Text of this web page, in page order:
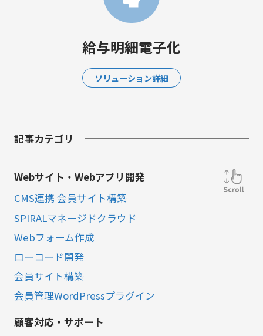
給与明細電子化
ソリューション詳細
記事カテゴリ
Webサイト・Webアプリ開発
CMS連携 会員サイト構築
SPIRALマネージドクラウド
Webフォーム作成
ローコード開発
会員サイト構築
会員管理WordPressプラグイン
顧客対応・サポート